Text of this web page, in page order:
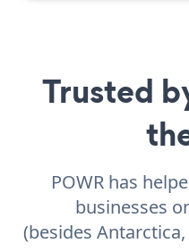
Trusted
POWR has
businesses
(besides